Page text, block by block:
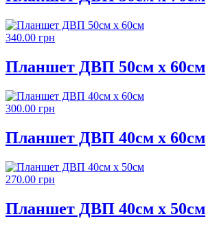
340.00 грн
Планшет ДВП 50см х 60см
300.00 грн
Планшет ДВП 40см х 60см
270.00 грн
Планшет ДВП 40см х 50см